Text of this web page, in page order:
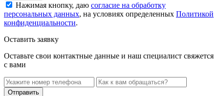
Нажимая кнопку, даю согласие на обработку
персональных данных, на условиях определенных Политикой
конфиденциальности.
Оставить заявку
Оставьте свои контактные данные и наш специалист свяжется
с вами